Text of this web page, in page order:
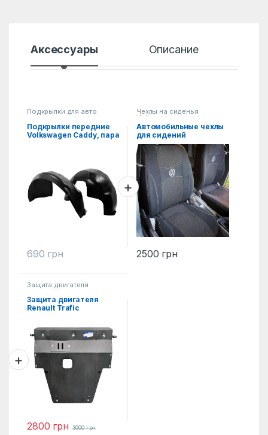
Аксессуары Описание
Подкрылки для авто
Подкрылки передние
Volkswagen Caddy, пара
690 грн
Чехлы на сиденья
Volkswagen
Автомобильные чехлы
для сидений
Volkswagen Bora
2500 грн
Защита двигателя
Защита двигателя
Renault Trafic
2800 грн 3000грн